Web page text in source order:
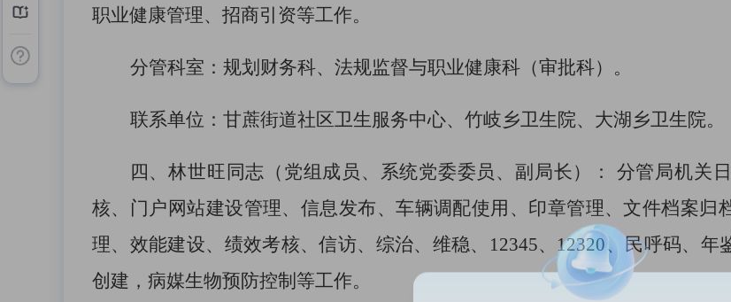
职业健康管理、 招商引资等工作。
分管科室：规划财务科、 法规监督与职业健康科（审批科）。
联系单位： 甘蔗街道社区卫生服务中心、竹岐乡卫生院、 大湖 乡卫生院。
四、林世旺同志 （ 党组成员、系统党委委员、副局长 ）： 分管局机关
核、门户网站建设管理、信息发布、车辆调配使用、 印章管理、文件档案归
理、效能建设、绩效考核、信访、综治、维稳、 12345、12320、民呼码、年
创建，病媒生物预防控制等工作。